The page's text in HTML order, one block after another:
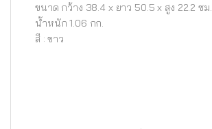
ขนาด กว้าง 38.4 x ยาว 50.5 x สูง 22.2 ซม.
น้ำหนัก 1.06 กก.
สี : ขาว